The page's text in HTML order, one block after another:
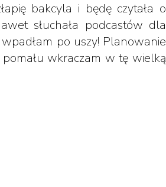
bakcyla i będę czytała o
słuchała podcastów dla
po uszy! Planowanie
wkraczam w tę wielką